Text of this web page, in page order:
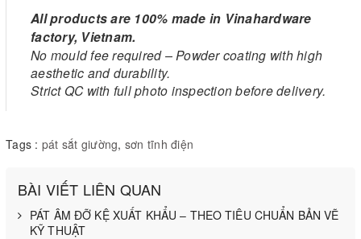
All products are 100% made in Vinahardware
factory, Vietnam.
No mould fee required – Powder coating with high
aesthetic and durability.
Strict QC with full photo inspection before delivery.
Tags : pát sắt giường, sơn tĩnh điện
BÀI VIẾT LIÊN QUAN
PÁT ÂM ĐỠ KỆ XUẤT KHẨU – THEO TIÊU CHUẨN BẢN VẼ
KỸ THUẬT